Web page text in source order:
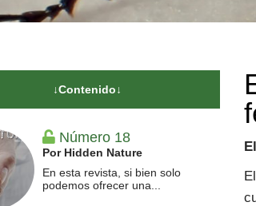
↓Contenido↓
Número 18
Por Hidden Nature
En esta revista, si bien solo
podemos ofrecer una...